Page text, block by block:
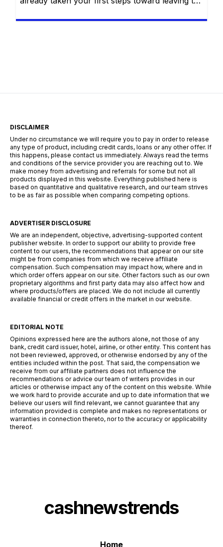
DISCLAIMER
Under no circumstance we will require you to pay in order to release
any type of product, including credit cards, loans or any other offer. If
this happens, please contact us immediately. Always read the terms
and conditions of the service provider you are reaching out to. We
make money from advertising and referrals for some but not all
products displayed in this website. Everything published here is
based on quantitative and qualitative research, and our team strives
to be as fair as possible when comparing competing options.
ADVERTISER DISCLOSURE
We are an independent, objective, advertising-supported content
publisher website. In order to support our ability to provide free
content to our users, the recommendations that appear on our site
might be from companies from which we receive affiliate
compensation. Such compensation may impact how, where and in
which order offers appear on our site. Other factors such as our own
proprietary algorithms and first party data may also affect how and
where products/offers are placed. We do not include all currently
available financial or credit offers in the market in our website.
EDITORIAL NOTE
Opinions expressed here are the authors alone, not those of any
bank, credit card issuer, hotel, airline, or other entity. This content has
not been reviewed, approved, or otherwise endorsed by any of the
entities included within the post. That said, the compensation we
receive from our affiliate partners does not influence the
recommendations or advice our team of writers provides in our
articles or otherwise impact any of the content on this website. While
we work hard to provide accurate and up to date information that we
believe our users will find relevant, we cannot guarantee that any
information provided is complete and makes no representations or
warranties in connection thereto, nor to the accuracy or applicability
thereof.
cashnewstrends
Home